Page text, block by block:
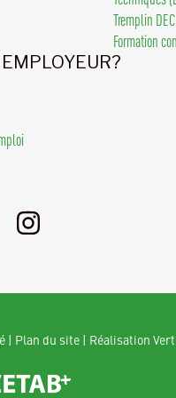
Tremplin DEC
Formation
| Plan du site | Réalisation